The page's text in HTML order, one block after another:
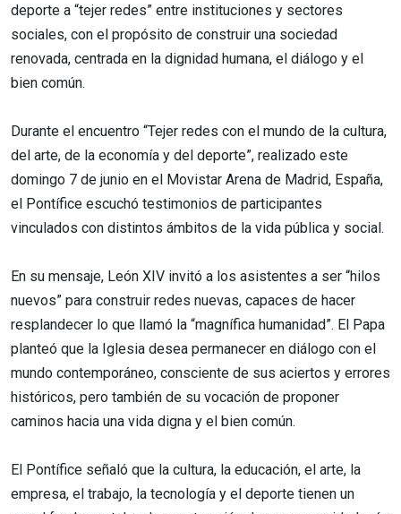
deporte a “tejer redes” entre instituciones y sectores
sociales, con el propósito de construir una sociedad
renovada, centrada en la dignidad humana, el diálogo y el
bien común.
Durante el encuentro “Tejer redes con el mundo de la cultura,
del arte, de la economía y del deporte”, realizado este
domingo 7 de junio en el Movistar Arena de Madrid, España,
el Pontífice escuchó testimonios de participantes
vinculados con distintos ámbitos de la vida pública y social.
En su mensaje, León XIV invitó a los asistentes a ser “hilos
nuevos” para construir redes nuevas, capaces de hacer
resplandecer lo que llamó la “magnífica humanidad”. El Papa
planteó que la Iglesia desea permanecer en diálogo con el
mundo contemporáneo, consciente de sus aciertos y errores
históricos, pero también de su vocación de proponer
caminos hacia una vida digna y el bien común.
El Pontífice señaló que la cultura, la educación, el arte, la
empresa, el trabajo, la tecnología y el deporte tienen un